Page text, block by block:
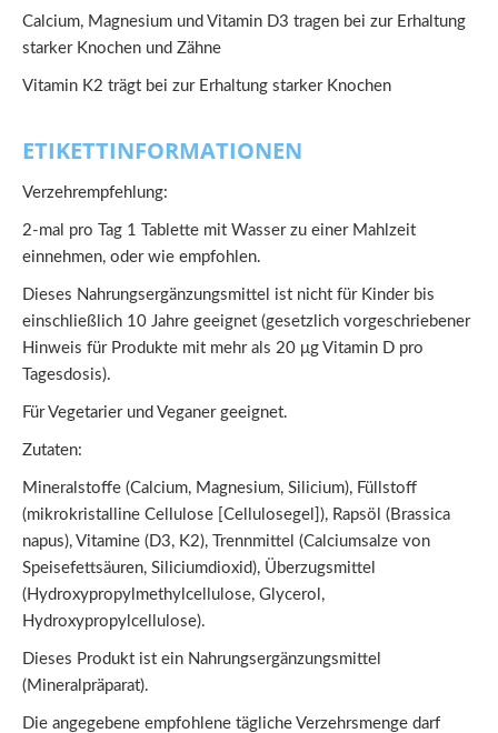
Calcium, Magnesium und Vitamin D3 tragen bei zur Erhaltung
starker Knochen und Zähne
Vitamin K2 trägt bei zur Erhaltung starker Knochen
ETIKETTINFORMATIONEN
Verzehrempfehlung:
2-mal pro Tag 1 Tablette mit Wasser zu einer Mahlzeit
einnehmen, oder wie empfohlen.
Dieses Nahrungsergänzungsmittel ist nicht für Kinder bis
einschließlich 10 Jahre geeignet (gesetzlich vorgeschriebener
Hinweis für Produkte mit mehr als 20 μg Vitamin D pro
Tagesdosis).
Für Vegetarier und Veganer geeignet.
Zutaten:
Mineralstoffe (Calcium, Magnesium, Silicium), Füllstoff
(mikrokristalline Cellulose [Cellulosegel]), Rapsöl (Brassica
napus), Vitamine (D3, K2), Trennmittel (Calciumsalze von
Speisefettsäuren, Siliciumdioxid), Überzugsmittel
(Hydroxypropylmethylcellulose, Glycerol,
Hydroxypropylcellulose).
Dieses Produkt ist ein Nahrungsergänzungsmittel
(Mineralpräparat).
Die angegebene empfohlene tägliche Verzehrsmenge darf